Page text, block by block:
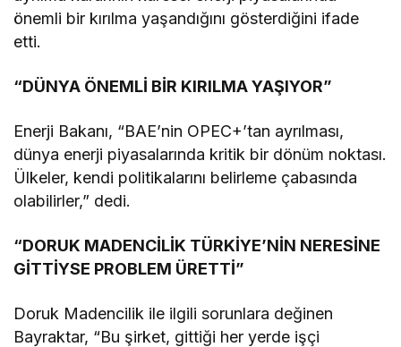
önemli bir kırılma yaşandığını gösterdiğini ifade
etti.
“DÜNYA ÖNEMLİ BİR KIRILMA YAŞIYOR”
Enerji Bakanı, “BAE’nin OPEC+’tan ayrılması,
dünya enerji piyasalarında kritik bir dönüm noktası.
Ülkeler, kendi politikalarını belirleme çabasında
olabilirler,” dedi.
“DORUK MADENCİLİK TÜRKİYE’NİN NERESİNE
GİTTİYSE PROBLEM ÜRETTİ”
Doruk Madencilik ile ilgili sorunlara değinen
Bayraktar, “Bu şirket, gittiği her yerde işçi